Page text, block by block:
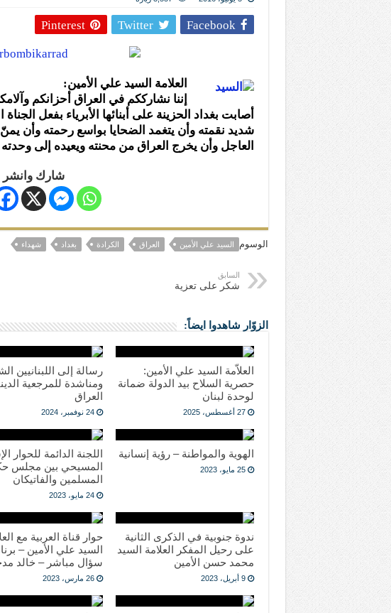
المذاهب ليست قدرًا لا يمكن تجاوزه
ليست المنفعة تأتي من إسلامية النّظام كما لا تأتي المضرة
المتهاون بوطنه متهاون بدينه حتماً
نسج العلاقة مع الآخر تكون من خلال منظومة القيم و
Facebook
Twitter
Pinterest
العلامة السيد علي الأمين:
إننا نشارككم في العراق أحزانكم
أصابت بغداد الحزينة على أبنائها الأبرياء بفعل
شديد نقمته وأن يتغمد الضحايا بواسع رحمته وأن
العاجل وأن يخرج العراق من محنته ويعيده إلى
شارك وانشر
الوسوم السيد علي الأمين العراق الكرادة بغداد شهداء
السابق
شكر على تعزية
الزوّار شاهدوا ايضاً:
العلاّمة السيد علي الأمين:
حصرية السلاح بيد الدولة ضمانة
لوحدة لبنان
27 أغسطس، 2025
رسالة إلى اللبنانيين
ومناشدة للمرجعية
العراق
24 نوفمبر، 2024
الهوية والمواطنة – رؤية إنسانية
25 مايو، 2023
اللجنة الدائمة للحوار
المسيحي بين مجلس
المسلمين والفاتيكان
24 مايو، 2023
ندوة جنوبية في الذكرى الثانية
على رحيل المفكر العلامة السيد
محمد حسن الأمين
9 أبريل، 2023
حوار قناة العربية مع
السيد علي الأمين –
سؤال مباشر – خالد
26 مارس، 2023
تيك توك